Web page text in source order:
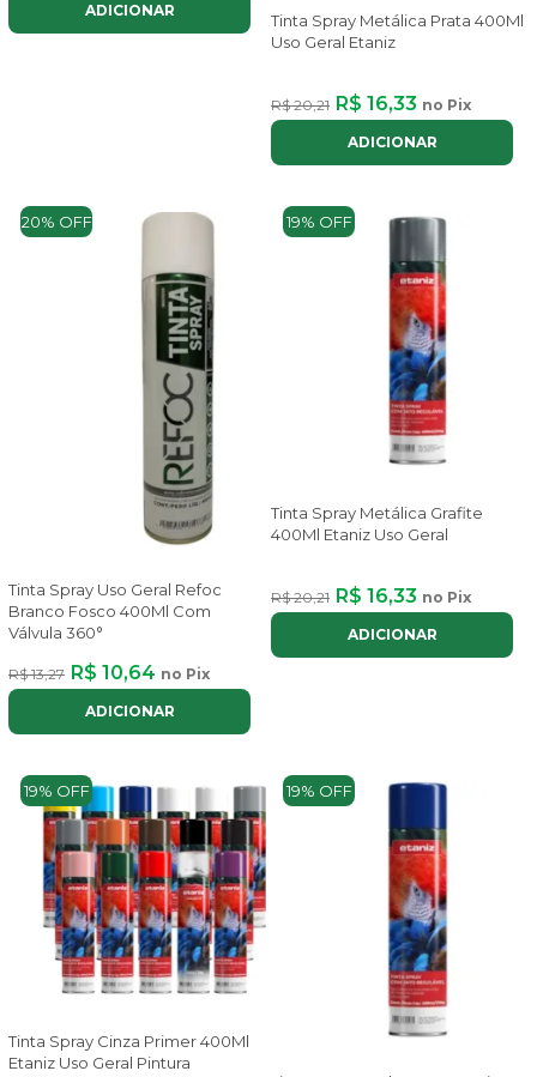
ADICIONAR
Tinta Spray Metálica Prata 400Ml
Uso Geral Etaniz
R$ 20,21 R$ 16,33 no Pix
ADICIONAR
20% OFF
Tinta Spray Uso Geral Refoc
Branco Fosco 400Ml Com
Válvula 360°
R$ 13,27 R$ 10,64 no Pix
ADICIONAR
19% OFF
Tinta Spray Metálica Grafite
400Ml Etaniz Uso Geral
R$ 20,21 R$ 16,33 no Pix
ADICIONAR
19% OFF
Tinta Spray Cinza Primer 400Ml
Etaniz Uso Geral Pintura
19% OFF